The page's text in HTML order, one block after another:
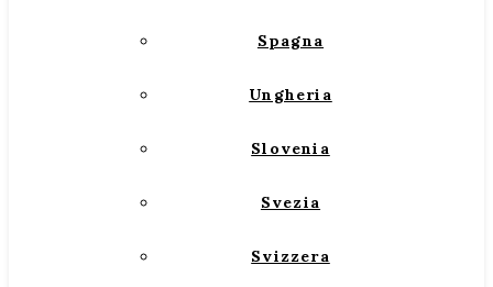
Spagna
Ungheria
Slovenia
Svezia
Svizzera